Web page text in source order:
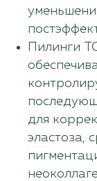
Пилинги
для
эластоза,